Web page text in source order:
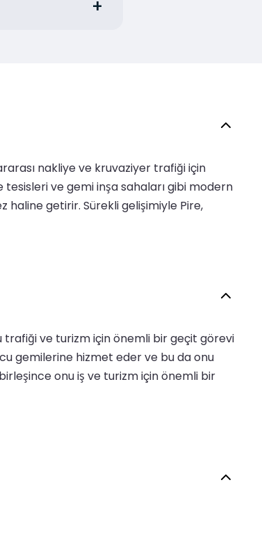
nakliye ve kruvaziyer trafiği için
ve gemi inşa sahaları gibi modern
getirir. Sürekli gelişimiyle Pire,
trafiği ve turizm için önemli bir geçit görevi
gemilerine hizmet eder ve bu da onu
onu iş ve turizm için önemli bir